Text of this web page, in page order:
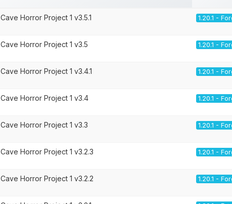
Cave Horror Project 1 v3.5.1 1.20.1 -
Cave Horror Project 1 v3.5 1.20.1 -
Cave Horror Project 1 v3.4.1 1.20.1 -
Cave Horror Project 1 v3.4 1.20.1 -
Cave Horror Project 1 v3.3 1.20.1 -
Cave Horror Project 1 v3.2.3 1.20.1 -
Cave Horror Project 1 v3.2.2 1.20.1 -